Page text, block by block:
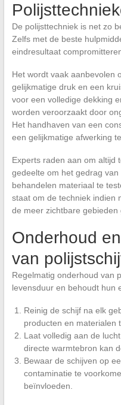
De polijsttechniek is net zo
Zelfs met de beste
eindresultaat
Het wordt vaak aanbevolen
gelijkmatige druk en een
voor een volledige dekking
worden veroorzaakt door
Het handhaven van een
een gelijkmatige afwerking
Experts raden aan om altijd
gedeelte om het gedrag
behandelen materiaal te
staat om de techniek indien
de meer zichtbare gebieden
Onderhoud
van
Regelmatig onderhoud van
levensduur en behoudt hun
Reinig de schijf na elk
producten en materialen
Laat volledig aan de
directe warmtebron kan
Bewaar de schijven op
contaminatie te
beïnvloeden.